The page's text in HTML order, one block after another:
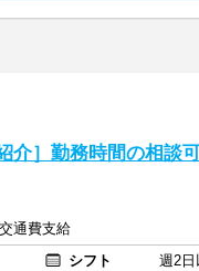
介］勤務時間の相談
通費支給
シフト
週2日